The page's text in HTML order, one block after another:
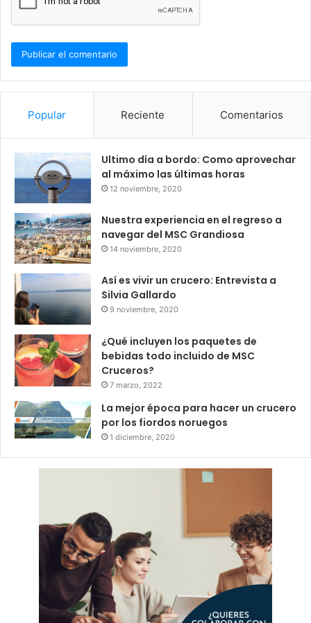
Popular Reciente Comentarios
Ultimo día a bordo: Como aprovechar
al máximo las últimas horas
12 noviembre, 2020
Nuestra experiencia en el regreso a
navegar del MSC Grandiosa
14 noviembre, 2020
Así es vivir un crucero: Entrevista a
Silvia Gallardo
9 noviembre, 2020
¿Qué incluyen los paquetes de
bebidas todo incluido de MSC
Cruceros?
7 marzo, 2022
La mejor época para hacer un crucero
por los fiordos noruegos
1 diciembre, 2020